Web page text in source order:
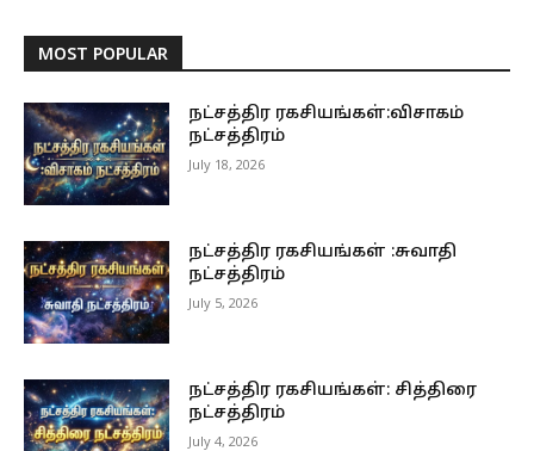
MOST POPULAR
நட்சத்திர ரகசியங்கள்:விசாகம்
நட்சத்திரம்
July 18, 2026
நட்சத்திர ரகசியங்கள் :சுவாதி
நட்சத்திரம்
July 5, 2026
நட்சத்திர ரகசியங்கள்: சித்திரை
நட்சத்திரம்
July 4, 2026